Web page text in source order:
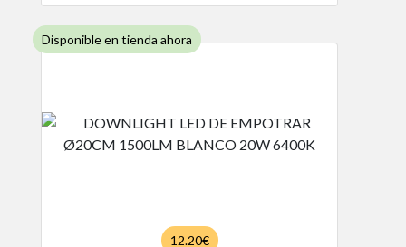
Disponible en tienda ahora
12.20€